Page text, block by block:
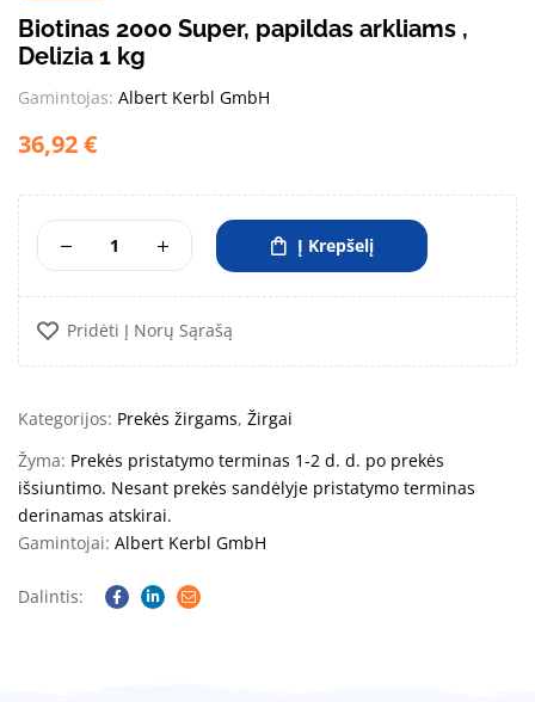
Biotinas 2000 Super, papildas arkliams ,
Delizia 1 kg
Gamintojas: Albert Kerbl GmbH
36,92€
Į Krepšelį
Pridėti Į Norų Sąrašą
Kategorijos: Prekės žirgams, Žirgai
Žyma: Prekės pristatymo terminas 1-2 d. d. po prekės
išsiuntimo. Nesant prekės sandėlyje pristatymo terminas
derinamas atskirai.
Gamintojai: Albert Kerbl GmbH
Dalintis:
Facebook
Linkedin
Email